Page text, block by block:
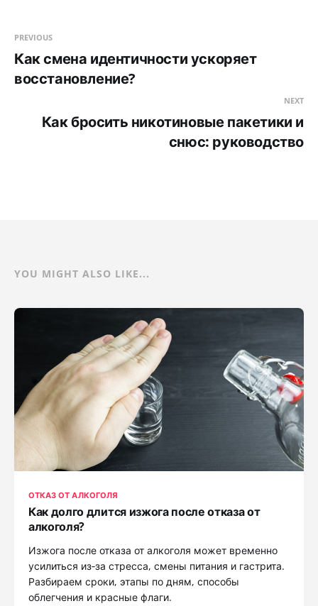
PREVIOUS
Как смена идентичности ускоряет
восстановление?
NEXT
Как бросить никотиновые пакетики и
снюс: руководство
YOU MIGHT ALSO LIKE...
ОТКАЗ ОТ АЛКОГОЛЯ
Как долго длится изжога после отказа от
алкоголя?
Изжога после отказа от алкоголя может временно
усилиться из‑за стресса, смены питания и гастрита.
Разбираем сроки, этапы по дням, способы
облегчения и красные флаги.